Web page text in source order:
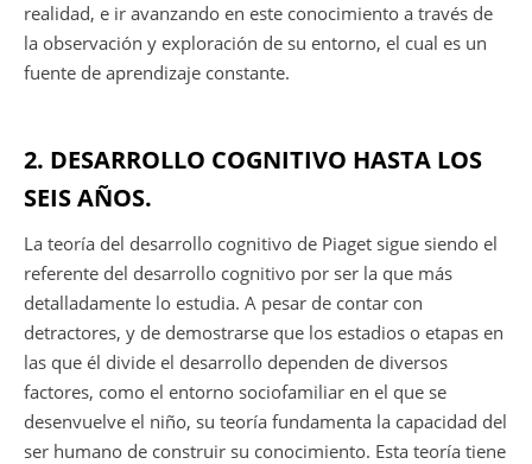
realidad, e ir avanzando en este conocimiento a través de
la observación y exploración de su entorno, el cual es un
fuente de aprendizaje constante.
2. DESARROLLO COGNITIVO HASTA LOS
SEIS AÑOS.
La teoría del desarrollo cognitivo de Piaget sigue siendo el
referente del desarrollo cognitivo por ser la que más
detalladamente lo estudia. A pesar de contar con
detractores, y de demostrarse que los estadios o etapas en
las que él divide el desarrollo dependen de diversos
factores, como el entorno sociofamiliar en el que se
desenvuelve el niño, su teoría fundamenta la capacidad del
ser humano de construir su conocimiento. Esta teoría tiene